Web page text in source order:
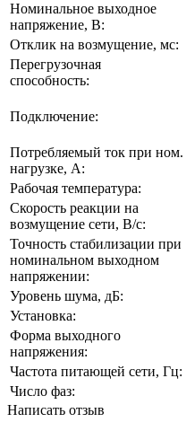
Номинальное выходное
напряжение, В:
Отклик на возмущение, мс:
Перегрузочная
способность:
Подключение:
Потребляемый ток при ном.
нагрузке, А:
Рабочая температура:
Скорость реакции на
возмущение сети, В/с:
Точность стабилизации при
номинальном выходном
напряжении:
Уровень шума, дБ:
Установка:
Форма выходного
напряжения:
Частота питающей сети, Гц:
Число фаз:
Написать отзыв